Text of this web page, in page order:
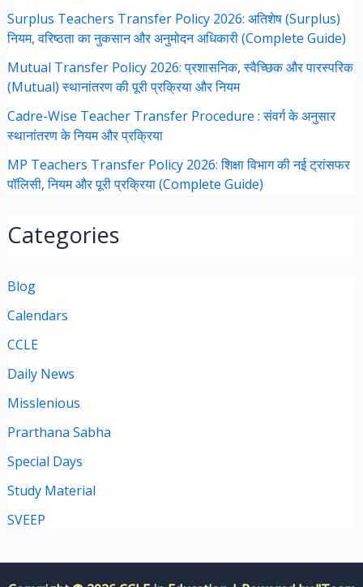
Surplus Teachers Transfer Policy 2026: अतिशेष (Surplus)
नियम, वरिष्ठता का नुकसान और अनुमोदन अधिकारी (Complete Guide)
Mutual Transfer Policy 2026: प्रशासनिक, स्वैच्छिक और पारस्परिक
(Mutual) स्थानांतरण की पूरी प्रक्रिया और नियम
Cadre-Wise Teacher Transfer Procedure : संवर्ग के अनुसार
स्थानांतरण के नियम और प्रक्रिया
MP Teachers Transfer Policy 2026: शिक्षा विभाग की नई ट्रांसफर
पॉलिसी, नियम और पूरी प्रक्रिया (Complete Guide)
Categories
Blog
Calendars
CCLE
Daily News
Misslenious
Prarthana Sabha
Special Days
Study Material
SVEEP